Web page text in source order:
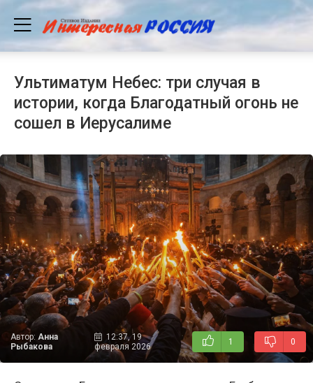
Ультиматум Небес: три случая в
истории, когда Благодатный огонь не
сошел в Иерусалиме
Автор: Анна
Рыбакова
12:37, 19
февраля 2026
1 0